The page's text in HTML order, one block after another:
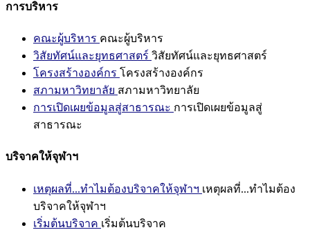
การบริหาร
คณะผู้บริหาร คณะผู้บริหาร
วิสัยทัศน์และยุทธศาสตร์ วิสัยทัศน์และยุทธศาสตร์
โครงสร้างองค์กร โครงสร้างองค์กร
สภามหาวิทยาลัย สภามหาวิทยาลัย
การเปิดเผยข้อมูลสู่สาธารณะ การเปิดเผยข้อมูลสู่
สาธารณะ
บริจาคให้จุฬาฯ
เหตุผลที่...ทำไมต้องบริจาคให้จุฬาฯ เหตุผลที่...ทำไมต้อง
บริจาคให้จุฬาฯ
เริ่มต้นบริจาค เริ่มต้นบริจาค